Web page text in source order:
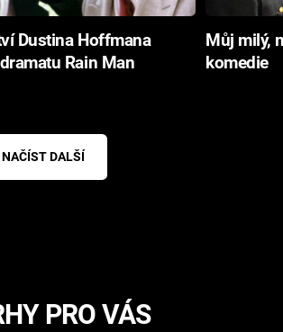
Dustina Hoffmana
Rain Man
Můj milý,
komedie
NAČÍST DALŠÍ
PRO VÁS